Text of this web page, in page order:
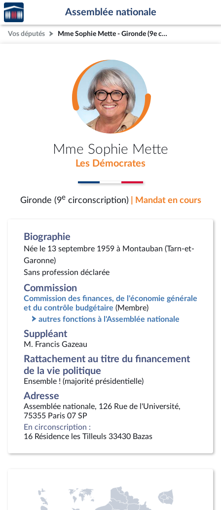
Aller au contenu
Aller en bas de la page
Accèder
à la
page
d'accueil
Assemblée nationale
Vos députés Mme Sophie Mette - Gironde (9e circonscription)
Mme Sophie Mette
Les Démocrates
Gironde (9ecirconscription) | Mandat en cours
Biographie
Née le 13 septembre 1959 à Montauban (Tarn-et-
Garonne)
Sans profession déclarée
Commission
Commission des finances, de l'économie générale
et du contrôle budgétaire (Membre)
autres fonctions à l'Assemblée nationale
Suppléant
M. Francis Gazeau
Rattachement au titre du financement
de la vie politique
Ensemble ! (majorité présidentielle)
Adresse
Assemblée nationale, 126 Rue de l'Université,
75355 Paris 07 SP
En circonscription :
16 Résidence les Tilleuls 33430 Bazas